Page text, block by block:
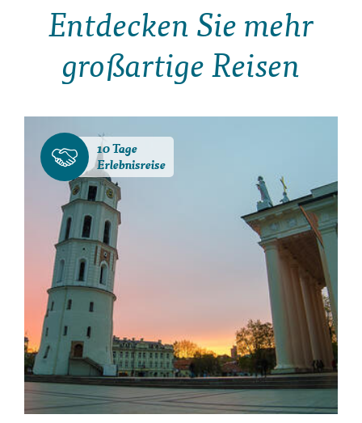
Entdecken Sie mehr
großartige Reisen
10 Tage
Erlebnisreise